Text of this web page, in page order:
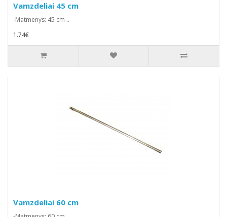
Vamzdeliai 45 cm
-Matmenys: 45 cm ..
1.74€
Vamzdeliai 60 cm